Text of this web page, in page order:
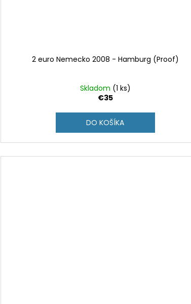
2 euro Nemecko 2008 - Hamburg (Proof)
Skladom (1 ks)
€35
DO KOŠÍKA